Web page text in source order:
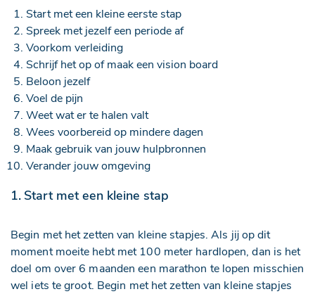
Start met een kleine eerste stap
Spreek met jezelf een periode af
Voorkom verleiding
Schrijf het op of maak een vision board
Beloon jezelf
Voel de pijn
Weet wat er te halen valt
Wees voorbereid op mindere dagen
Maak gebruik van jouw hulpbronnen
Verander jouw omgeving
1. Start met een kleine stap
Begin met het zetten van kleine stapjes. Als jij op dit
moment moeite hebt met 100 meter hardlopen, dan is het
doel om over 6 maanden een marathon te lopen misschien
wel iets te groot. Begin met het zetten van kleine stapjes